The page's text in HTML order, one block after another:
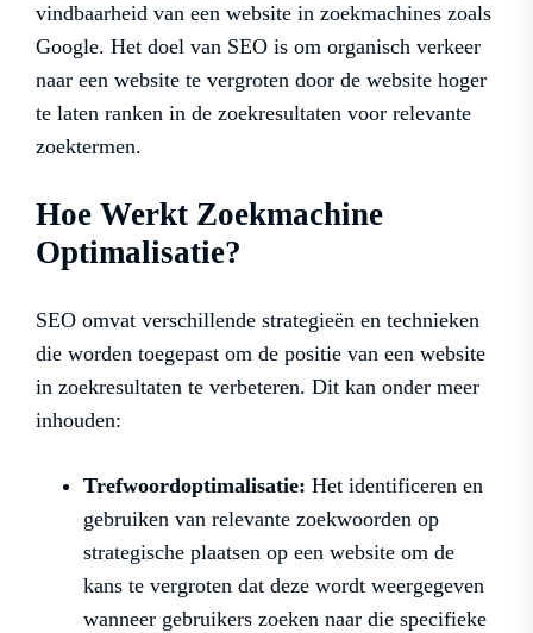
vindbaarheid van een website in zoekmachines zoals
Google. Het doel van SEO is om organisch verkeer
naar een website te vergroten door de website hoger
te laten ranken in de zoekresultaten voor relevante
zoektermen.
Hoe Werkt Zoekmachine
Optimalisatie?
SEO omvat verschillende strategieën en technieken
die worden toegepast om de positie van een website
in zoekresultaten te verbeteren. Dit kan onder meer
inhouden:
Trefwoordoptimalisatie: Het identificeren en
gebruiken van relevante zoekwoorden op
strategische plaatsen op een website om de
kans te vergroten dat deze wordt weergegeven
wanneer gebruikers zoeken naar die specifieke